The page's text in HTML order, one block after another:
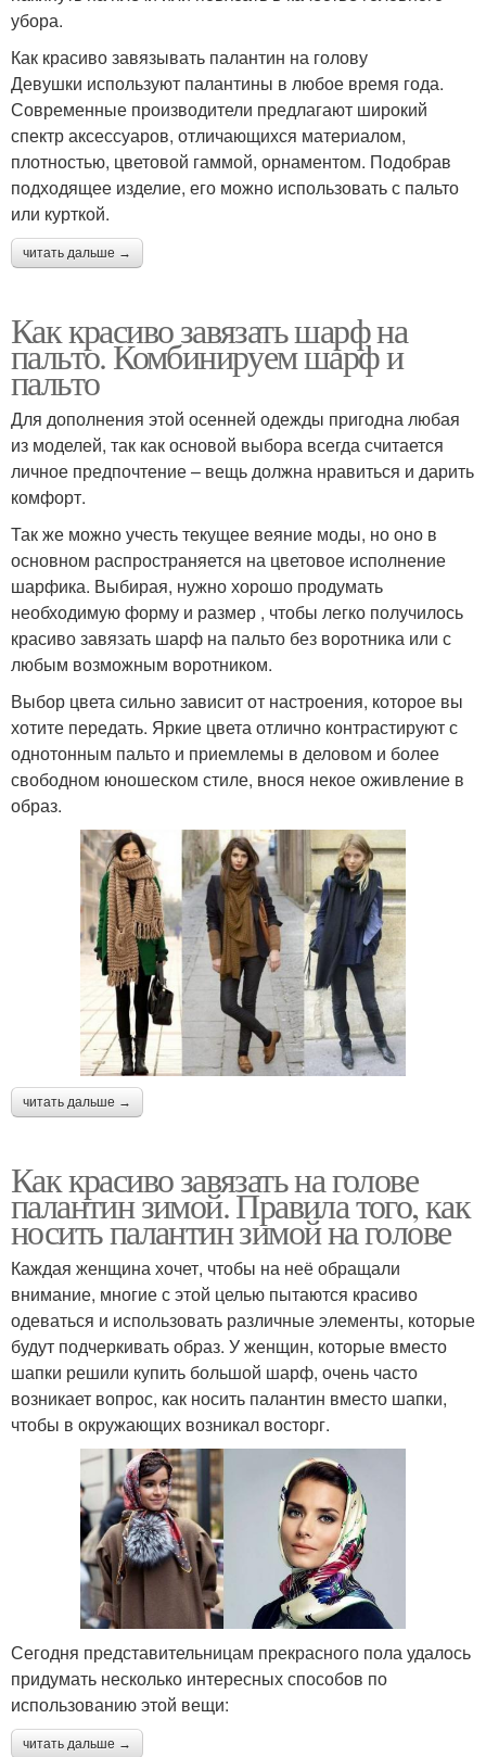
убора.
Как красиво завязывать палантин на голову
Девушки используют палантины в любое время года.
Современные производители предлагают широкий
спектр аксессуаров, отличающихся материалом,
плотностью, цветовой гаммой, орнаментом. Подобрав
подходящее изделие, его можно использовать с пальто
или курткой.
читать дальше →
Как красиво завязать шарф на
пальто. Комбинируем шарф и
пальто
Для дополнения этой осенней одежды пригодна любая
из моделей, так как основой выбора всегда считается
личное предпочтение – вещь должна нравиться и дарить
комфорт.
Так же можно учесть текущее веяние моды, но оно в
основном распространяется на цветовое исполнение
шарфика. Выбирая, нужно хорошо продумать
необходимую форму и размер , чтобы легко получилось
красиво завязать шарф на пальто без воротника или с
любым возможным воротником.
Выбор цвета сильно зависит от настроения, которое вы
хотите передать. Яркие цвета отлично контрастируют с
однотонным пальто и приемлемы в деловом и более
свободном юношеском стиле, внося некое оживление в
образ.
читать дальше →
Как красиво завязать на голове
палантин зимой. Правила того, как
носить палантин зимой на голове
Каждая женщина хочет, чтобы на неё обращали
внимание, многие с этой целью пытаются красиво
одеваться и использовать различные элементы, которые
будут подчеркивать образ. У женщин, которые вместо
шапки решили купить большой шарф, очень часто
возникает вопрос, как носить палантин вместо шапки,
чтобы в окружающих возникал восторг.
Сегодня представительницам прекрасного пола удалось
придумать несколько интересных способов по
использованию этой вещи:
читать дальше →